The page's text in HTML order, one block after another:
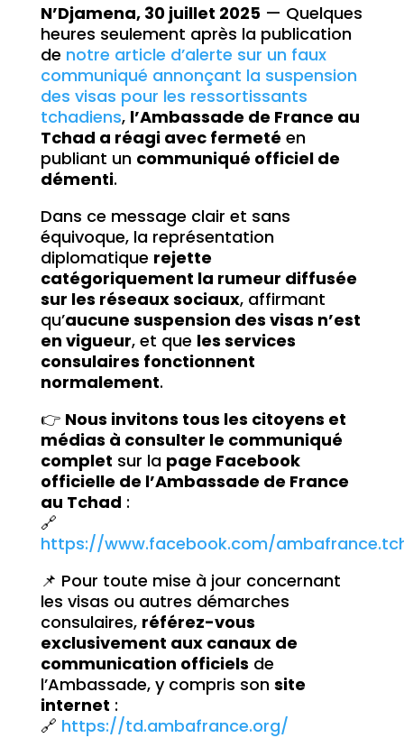
N’Djamena, 30 juillet 2025— Quelques
heures seulement après la publication
de notre article d’alerte sur un faux
communiqué annonçant la suspension
des visas pour les ressortissants
tchadiens, l’Ambassade de France au
Tchad a réagi avec fermeté en
publiant un communiqué officiel de
démenti.
Dans ce message clair et sans
équivoque, la représentation
diplomatique rejette
catégoriquement la rumeur diffusée
sur les réseaux sociaux, affirmant
qu’aucune suspension des visas n’est
en vigueur, et que les services
consulaires fonctionnent
normalement.
👉 Nous invitons tous les citoyens et
médias à consulter le communiqué
complet sur la page Facebook
officielle de l’Ambassade de France
au Tchad :
🔗
https://www.facebook.com/
📌 Pour toute mise à jour concernant
les visas ou autres démarches
consulaires, référez-vous
exclusivement aux canaux de
communication officiels de
l’Ambassade, y compris son site
internet :
🔗 https://td.ambafrance.org/